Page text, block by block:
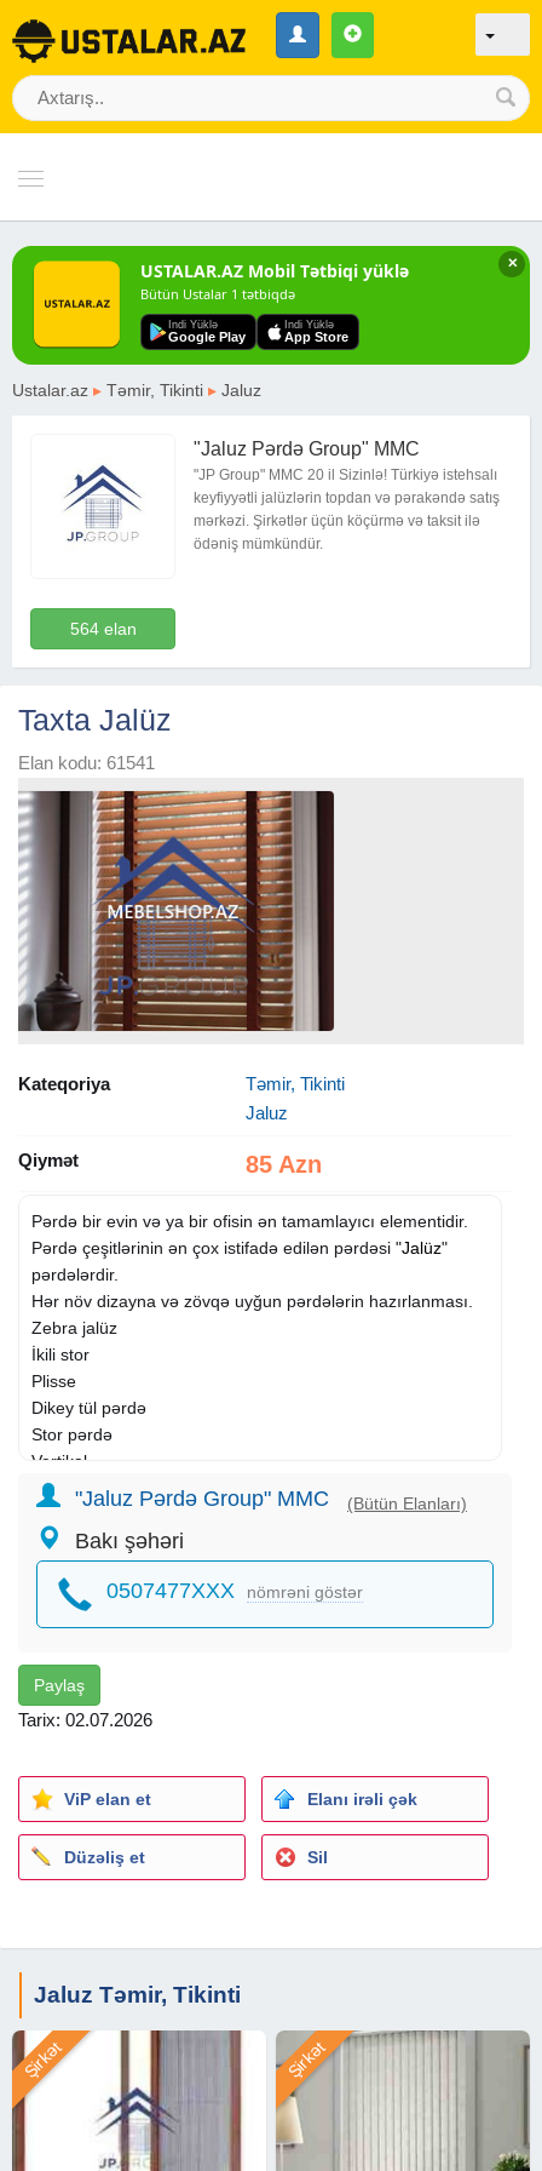
✕
USTALAR.AZ Mobil Tətbiqi yüklə
Bütün Ustalar 1 tətbiqdə
Indi Yüklə
Google Play
Indi Yüklə
App Store
Ustalar.az ▸ Təmir, Tikinti ▸ Jaluz
564 elan
"Jaluz Pərdə Group" MMC
"JP Group" MMC 20 il Sizinlə! Türkiyə istehsalı
keyfiyyətli jalüzlərin topdan və pərakəndə satış
mərkəzi. Şirkətlər üçün köçürmə və taksit ilə
ödəniş mümkündür.
Taxta Jalüz
Elan kodu: 61541
Kateqoriya
Təmir, Tikinti
Jaluz
Qiymət 85 Azn
Pərdə bir evin və ya bir ofisin ən tamamlayıcı elementidir.
Pərdə çeşitlərinin ən çox istifadə edilən pərdəsi "Jalüz"
pərdələrdir.
Hər növ dizayna və zövqə uyğun pərdələrin hazırlanması.
Zebra jalüz
İkili stor
Plisse
Dikey tül pərdə
Stor pərdə
Vertikal
Taxta
jalüz
Ağcaqanad torları (qapı və pənrəcələr üçün)
"Jaluz Pərdə Group" MMC (Bütün Elanları)
Bakı şəhəri
0507477XXX nömrəni göstər
Paylaş
Tarix: 02.07.2026
ViP elan et Elanı irəli çək
Düzəliş et Sil
Jaluz Təmir, Tikinti
Şirkət Şirkət